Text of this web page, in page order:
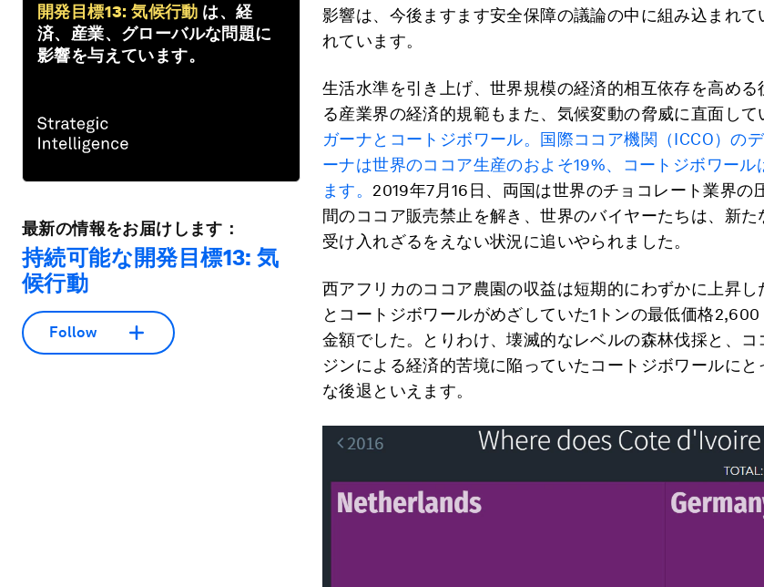
開発目標13: 気候行動 は、経
済、産業、グローバルな問題に
影響を与えています。
最新の情報をお届けします：
持続可能な開発目標13: 気
候行動
Follow
影響は、今後ますます安全保障の議論の中に組み込まれて
れています。
生活水準を引き上げ、世界規模の経済的相互依存を高める
る産業界の経済的規範もまた、気候変動の脅威に直面して
ガーナとコートジボワール。国際ココア機関（ICCO）の
ーナは世界のココア生産のおよそ19%、コートジボワール
ます。 2019年7月16日、両国は世界のチョコレート業界の
間のココア販売禁止を解き、世界のバイヤーたちは、新た
受け入れざるをえない状況に追いやられました。
西アフリカのココア農園の収益は短期的にわずかに上昇し
とコートジボワールがめざしていた1トンの最低価格
金額でした。とりわけ、壊滅的なレベルの森林伐採と、コ
ジンによる経済的苦境に陥っていたコートジボワールにと
な後退といえます。